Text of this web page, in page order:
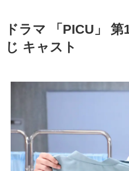
ドラマ 「PICU」
じ キャスト